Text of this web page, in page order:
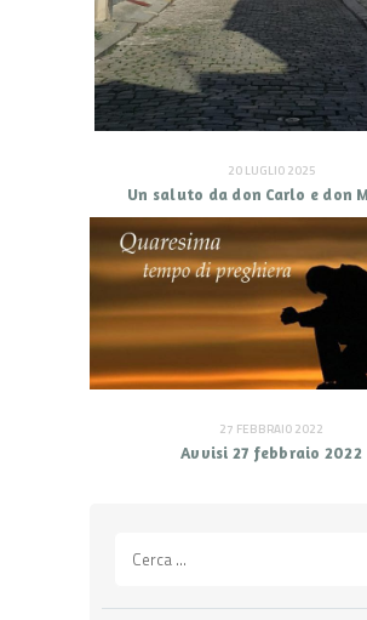
20 LUGLIO 2025
Un saluto da don Carlo e don
27 FEBBRAIO 2022
Avvisi 27 febbraio 2022
per: